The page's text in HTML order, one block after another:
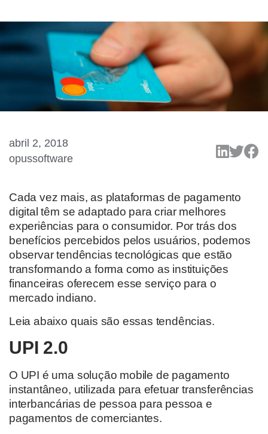
abril 2, 2018
opussoftware
Cada vez mais, as plataformas de pagamento
digital têm se adaptado para criar melhores
experiências para o consumidor. Por trás dos
benefícios percebidos pelos usuários, podemos
observar tendências tecnológicas que estão
transformando a forma como as instituições
financeiras oferecem esse serviço para o
mercado indiano.
Leia abaixo quais são essas tendências.
UPI 2.0
O UPI é uma solução mobile de pagamento
instantâneo, utilizada para efetuar transferências
interbancárias de pessoa para pessoa e
pagamentos de comerciantes.